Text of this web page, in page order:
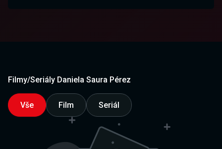
Filmy/Seriály Daniela Saura Pérez
Vše Film Seriál